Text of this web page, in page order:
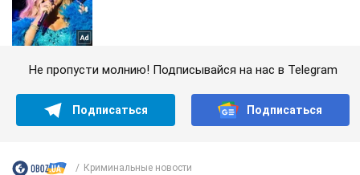
Не пропусти молнию! Подписывайся на нас в Telegram
Подписаться Подписаться
Криминальные новости